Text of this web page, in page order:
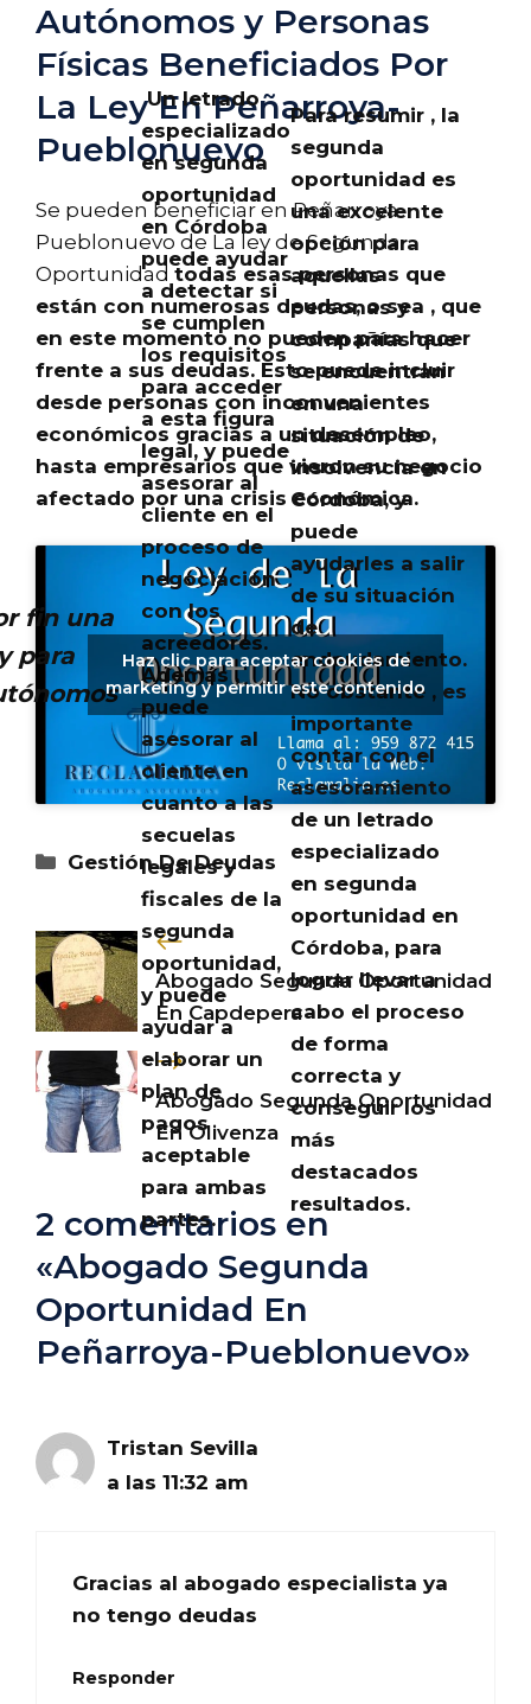
Autónomos y Personas
Físicas Beneficiados Por
La Ley En Peñarroya-
Pueblonuevo
Se pueden beneficiar en Peñarroya-
Pueblonuevo de La ley de Segunda
Oportunidad todas esas personas que
están con numerosas deudas, o sea , que
en este momento no pueden para hacer
frente a sus deudas. Esto puede incluir
desde personas con inconvenientes
económicos gracias a un desempleo,
hasta empresarios que vieron su negocio
afectado por una crisis económica.
fin una
para
Un letrado
especializado
en segunda
oportunidad
en Córdoba
puede ayudar
a detectar si
se cumplen
los requisitos
para acceder
a esta figura
legal, y puede
asesorar al
cliente en el
proceso de
negociación
con los
acreedores.
Además ,
puede
asesorar al
cliente en
cuanto a las
secuelas
legales y
fiscales de la
segunda
oportunidad,
y puede
ayudar a
elaborar un
plan de
pagos
aceptable
para ambas
partes.
Para resumir , la
segunda
oportunidad es
una excelente
opción para
aquellas
personas y
compañías que
se encuentran
en una
situación de
insolvencia en
Córdoba, y
puede
ayudarles a salir
de su situación
de
endeudamiento.
No obstante , es
importante
contar con el
asesoramiento
de un letrado
especializado
en segunda
oportunidad en
Córdoba, para
lograr llevar a
cabo el proceso
de forma
correcta y
conseguir los
más
destacados
resultados.
Haz clic para aceptar cookies de
marketing y permitir este contenido
Categorías
Gestión De Deudas
Abogado Segunda Oportunidad
En Capdepera
Abogado Segunda Oportunidad
En Olivenza
2 comentarios en
«Abogado Segunda
Oportunidad En
Peñarroya-Pueblonuevo»
Tristan Sevilla
a las 11:32 am
Gracias al abogado especialista ya
no tengo deudas
Responder